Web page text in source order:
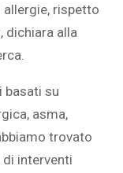
rispetto
dichiara alla
basati su
asma,
trovato
interventi